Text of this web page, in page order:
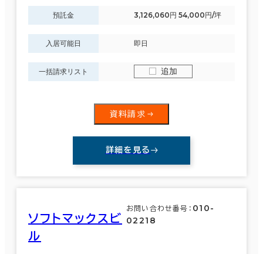
預託金 3,126,060円 54,000円/坪
入居可能日 即日
一括請求リスト 追加
資料請求
詳細を見る
ソフトマックスビ
ル
お問い合わせ番号： 010-
02218